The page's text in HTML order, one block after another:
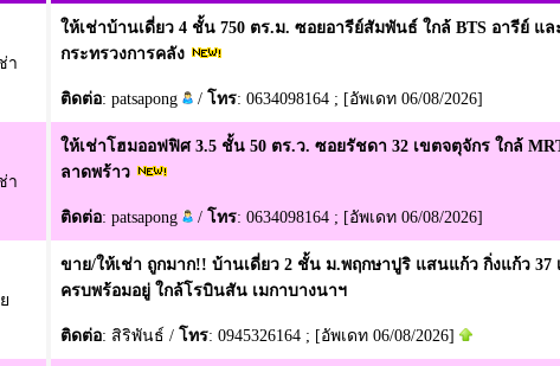
า
ให้เช่าบ้านเดี่ยว 4 ชั้น 750 ตร.ม. ซอยอารีย์สัมพันธ์ ใกล้ BTS อารีย์ แล
กระทรวงการคลัง
ติดต่อ: patsapong / โทร: 0634098164 ; [อัพเดท 06/08/2026]
า
ให้เช่าโฮมออฟฟิศ 3.5 ชั้น 50 ตร.ว. ซอยรัชดา 32 เขตจตุจักร ใกล้
ลาดพร้าว
ติดต่อ: patsapong / โทร: 0634098164 ; [อัพเดท 06/08/2026]
ขาย/ให้เช่า ถูกมาก!! บ้านเดี่ยว 2 ชั้น ม.พฤกษาปูริ แสนแก้ว กิ่งแก้ว 37
ครบพร้อมอยู่ ใกล้โรบินสัน เมกาบางนาฯ
ติดต่อ: สิริพันธ์ / โทร: 0945326164 ; [อัพเดท 06/08/2026]